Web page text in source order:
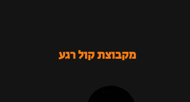
מקבוצת קול רגע